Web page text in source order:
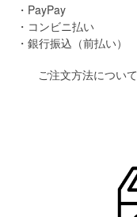
・PayPay
・コンビニ払い
・銀行振込（前払い）
ご注文方法について